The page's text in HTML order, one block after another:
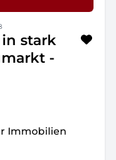
stark
-
Immobilien